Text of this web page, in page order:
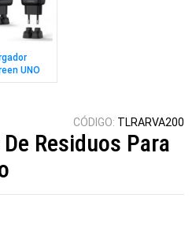
UNO
65w
CÓDIGO: TLRARVA200
Residuos Para